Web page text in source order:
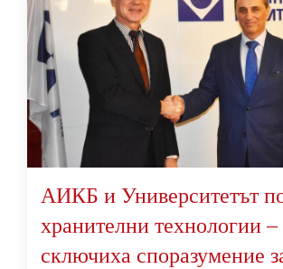
АИКБ и Университетът
хранителни технологии
сключиха споразумение